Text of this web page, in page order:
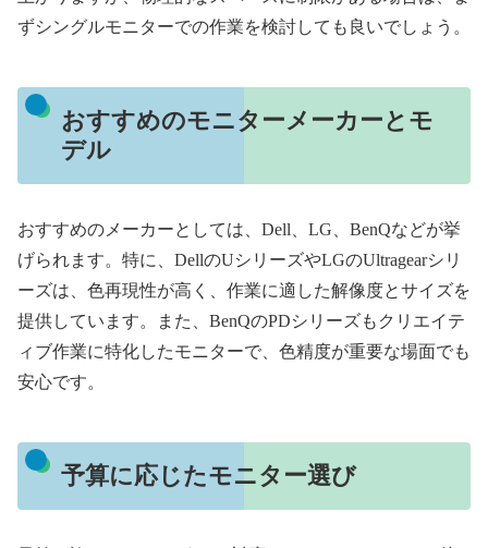
ずシングルモニターでの作業を検討しても良いでしょう。
おすすめのモニターメーカーとモ
デル
おすすめのメーカーとしては、Dell、LG、BenQなどが挙
げられます。特に、DellのUシリーズやLGのUltragearシリ
ーズは、色再現性が高く、作業に適した解像度とサイズを
提供しています。また、BenQのPDシリーズもクリエイテ
ィブ作業に特化したモニターで、色精度が重要な場面でも
安心です。
予算に応じたモニター選び